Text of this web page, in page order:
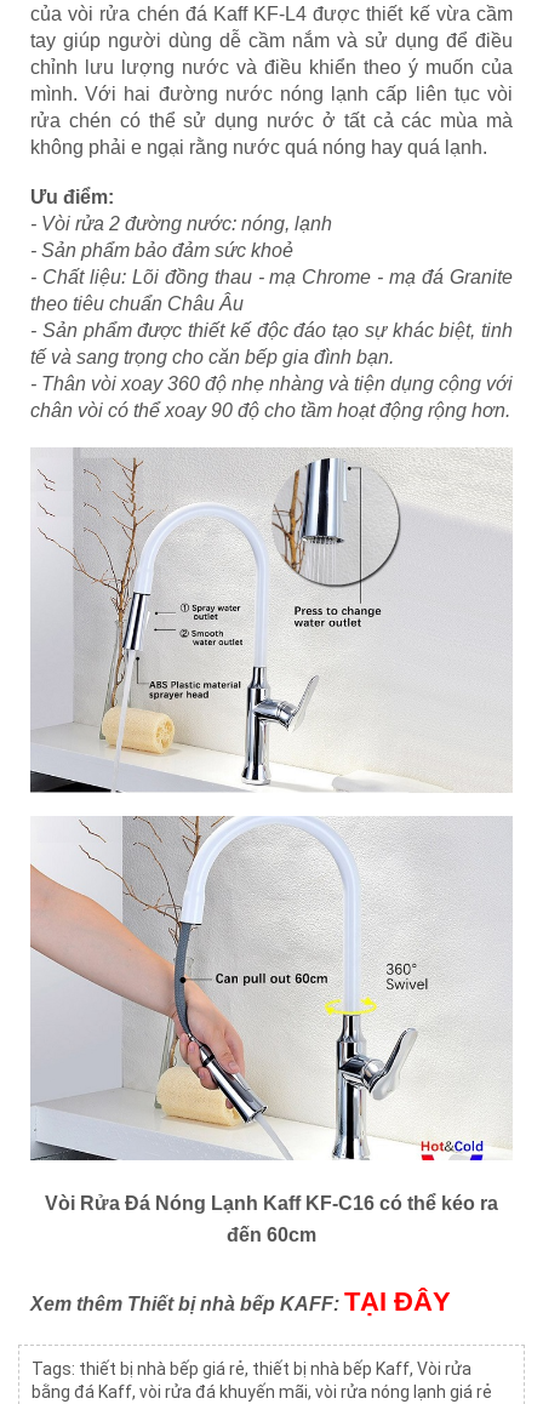
của vòi rửa chén đá Kaff KF-L4 được thiết kế vừa cầm
tay giúp người dùng dễ cầm nắm và sử dụng để điều
chỉnh lưu lượng nước và điều khiển theo ý muốn của
mình. Với hai đường nước nóng lạnh cấp liên tục vòi
rửa chén có thể sử dụng nước ở tất cả các mùa mà
không phải e ngại rằng nước quá nóng hay quá lạnh.
Ưu điểm:
- Vòi rửa 2 đường nước: nóng, lạnh
- Sản phẩm bảo đảm sức khoẻ
- Chất liệu: Lõi đồng thau - mạ Chrome - mạ đá Granite
theo tiêu chuẩn Châu Âu
- Sản phẩm được thiết kế độc đáo tạo sự khác biệt, tinh
tế và sang trọng cho căn bếp gia đình bạn.
- Thân vòi xoay 360 độ nhẹ nhàng và tiện dụng cộng với
chân vòi có thể xoay 90 độ cho tầm hoạt động rộng hơn.
Vòi Rửa Đá Nóng Lạnh Kaff KF-C16 có thể kéo ra
đến 60cm
Xem thêm Thiết bị nhà bếp KAFF: TẠI ĐÂY
Tags: thiết bị nhà bếp giá rẻ, thiết bị nhà bếp Kaff, Vòi rửa
bằng đá Kaff, vòi rửa đá khuyến mãi, vòi rửa nóng lạnh giá rẻ